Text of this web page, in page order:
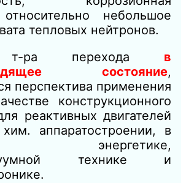
небольшое
тепловых нейтронов.
т-ра перехода в
состояние,
перспектива применения
конструкционного
реактивных двигателей
аппаратостроении, в
энергетике,
технике и